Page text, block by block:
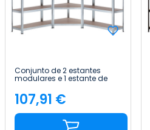
Conjunto de 2 estantes
modulares e 1 estante de
2625 kg, 136 x 40 x 180 cm
Thinia Home
Preço
107,91 €